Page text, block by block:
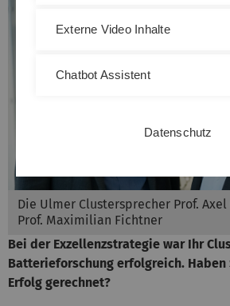
Die Ulmer Clustersprecher Prof.
Prof. Maximilian Fichtner
Bei der Exzellenzstrategie war Ihr
Batterieforschung erfolgreich.
Erfolg gerechnet?
Externe Video Inhalte
Chatbot Assistent
Datenschutz